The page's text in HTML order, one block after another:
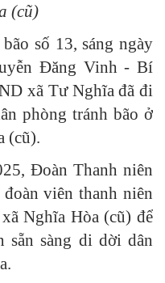
(cũ)
số 13, sáng ngày
Đăng Vinh - Bí
xã Tư Nghĩa đã đi
phòng tránh bão ở
(cũ).
Đoàn Thanh niên
viên thanh niên
Nghĩa Hòa (cũ) để
sẵn sàng di dời dân